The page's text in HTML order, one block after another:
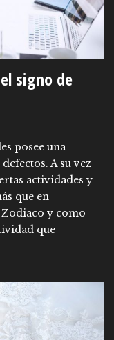
signo de
posee una
A su vez
actividades y
que en
y como
que